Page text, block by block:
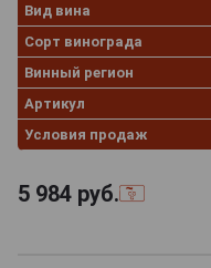
Вид вина
Сорт винограда
Винный регион
Артикул
Условия продаж
5 984 руб.